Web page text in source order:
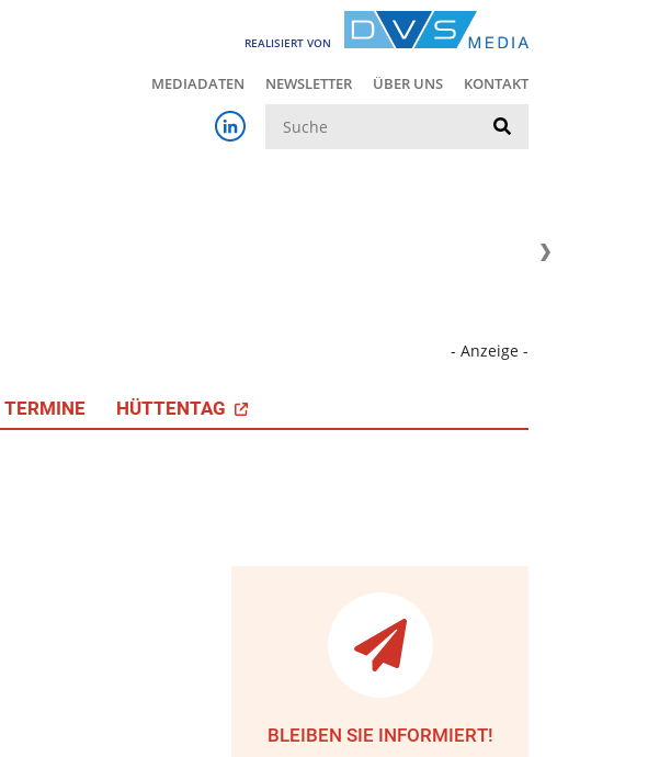
REALISIERT VON
MEDIADATEN NEWSLETTER ÜBER UNS KONTAKT
- Anzeige -
TERMINE HÜTTENTAG
BLEIBEN SIE INFORMIERT!